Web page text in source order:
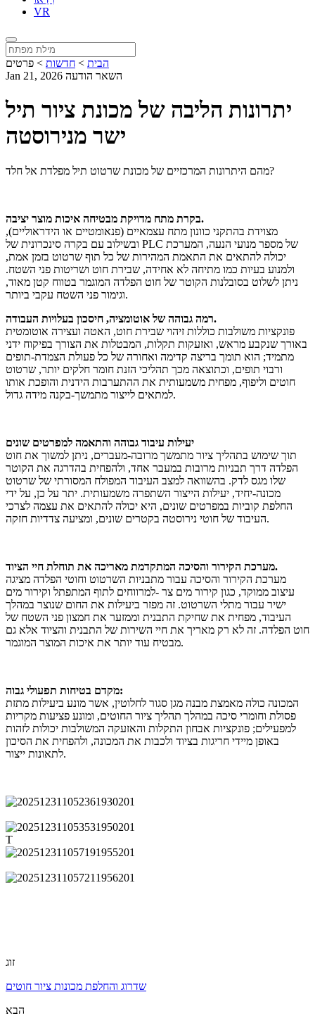
VR
הבית > חדשות > פרטים
Jan 21, 2026 השאר הודעה
יתרונות הליבה של מכונת ציור תיל
ישר מנירוסטה
מהם היתרונות המרכזיים של מכונת שרטוט תיל מפלדת אל חלד?
בקרת מתח מדויקת מבטיחה איכות מוצר יציבה.
מצוידת בהתקני כוונון מתח עצמאיים (פנאומטיים או הידראוליים),
ובשילוב עם בקרה סינכרונית של PLC של מספר מנועי הנעה, המערכת
יכולה להתאים את התאמת המהירות של כל תוף שרטוט בזמן אמת,
ולמנוע בעיות כמו מתיחה לא אחידה, שבירת חוט ושריטות פני השטח.
ניתן לשלוט בסובלנות הקוטר של חוט הפלדה המוגמר בטווח קטן מאוד,
וגימור פני השטח עקבי ביותר.
רמה גבוהה של אוטומציה, חיסכון בעלויות העבודה.
פונקציות משולבות כוללות זיהוי שבירת חוט, האטה ועצירה אוטומטית
באורך שנקבע מראש, ואזעקות תקלות, המבטלות את הצורך בפיקוח ידני
מתמיד; הוא תומך בריצה קדימה ואחורה של כל פעולת הצמדת-תופים
ורבוי תופים, וכתוצאה מכך תהליכי הזנת חומר חלקים יותר, שרטוט
חוטים וליפוף, מפחית משמעותית את ההתערבות הידנית והופכת אותו
למתאים לייצור מתמשך-בקנה מידה גדול.
יעילות עיבוד גבוהה והתאמה למפרטים שונים
תוך שימוש בתהליך ציור מתמשך מרובה-מעברים, ניתן למשוך את חוט
הפלדה דרך תבניות מרובות במעבר אחד, ולהפחית בהדרגה את הקוטר
שלו מגס לדק. בהשוואה למצב העיבוד המפולח המסורתי של שרטוט
מכונה-יחיד, יעילות הייצור השתפרה משמעותית. יתר על כן, על ידי
החלפת קוביות במפרטים שונים, היא יכולה להתאים את עצמה לצרכי
העיבוד של חוטי נירוסטה בקטרים ​​שונים, ומציעה צדדיות חזקה.
מערכת הקירור והסיכה המתקדמת מאריכה את תוחלת חיי הציוד.
מערכת הקירור והסיכה עבור מתבניות השרטוט וחוטי הפלדה מציגה
עיצוב ממוקד, כגון קירור מים צר -למרווחים לתוף המתפתל וקירור מים
ישיר עבור מתלי השרטוט. זה מפזר ביעילות את החום שנוצר במהלך
העיבוד, מפחית את שחיקת התבנית וממזער את חמצון פני השטח של
חוט הפלדה. זה לא רק מאריך את חיי השירות של התבנית והציוד אלא גם
מבטיח עוד יותר את איכות המוצר המוגמר.
מקדם בטיחות תפעולי גבוה:
המכונה כולה מאמצת מבנה מגן סגור לחלוטין, אשר מונע ביעילות מתזת
פסולת וחומרי סיכה במהלך תהליך ציור החוטים, ומונע פציעות מקריות
למפעילים; פונקציות אבחון התקלות והאזעקה המשולבות יכולות לזהות
באופן מיידי חריגות בציוד ולכבות את המכונה, ולהפחית את הסיכון
לתאונות ייצור.
T
זוג
שדרוג והחלפת מכונות ציור חוטים
הבא